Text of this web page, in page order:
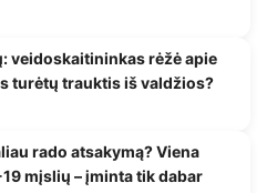
veidoskaitininkas rėžė apie
turėtų trauktis iš valdžios?
rado atsakymą? Viena
mįslių – įminta tik dabar